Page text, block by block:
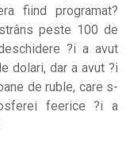
fiind programat?
peste 100 de
?i a avut
dolari, dar a avut ?i
de ruble, care s-
feerice ?i a